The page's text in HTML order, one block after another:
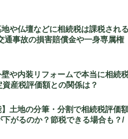
や仏壇などに相続税は課税され
通事故の損害賠償金や一身専属権
や内装リフォームで本当に相続
産税評価額との関係は？
土地の分筆・分割で相続税評価
がるのか？節税できる場合も？/